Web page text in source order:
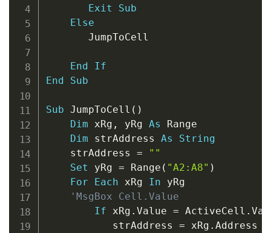
Exit
Sub
Else
       JumpToCell
End
If
End
Sub
Sub JumpToCell ( )
Dim xRg , yRg As Range
Dim strAddress As
String
    strAddress
=
""
Set yRg = Range ( "A2:A8" )
For
Each xRg In yRg
'MsgBox Cell.Value
If xRg . Value = ActiveCell .
           strAddress
= xRg . Address